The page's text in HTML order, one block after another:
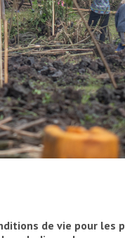
de vie pour les